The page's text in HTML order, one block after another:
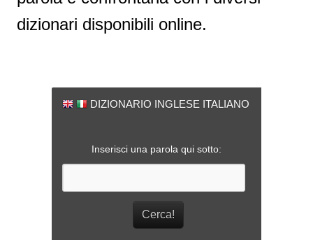
dizionari disponibili online.
DIZIONARIO INGLESE ITALIANO
Inserisci una parola qui sotto: